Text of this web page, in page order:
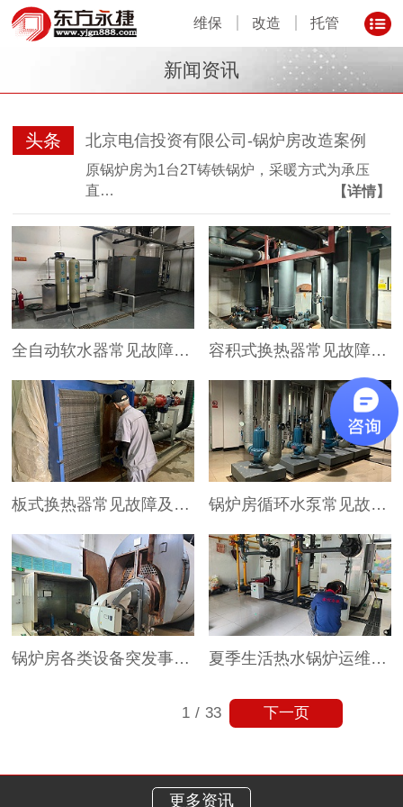
维保 改造 托管
新闻资讯
头条 北京电信投资有限公司-锅炉房改造案例
原锅炉房为1台2T铸铁锅炉，采暖方式为承压
直…
【详情】
全自动软水器常见故障及解决办法 容积式换热器常见故障及处理
板式换热器常见故障及解决办法 锅炉房循环水泵常见故障及解决办法
锅炉房各类设备突发事件处置流程 夏季生活热水锅炉运维干货，这些细节一定要注意！
1 / 33 下一页
更多资讯